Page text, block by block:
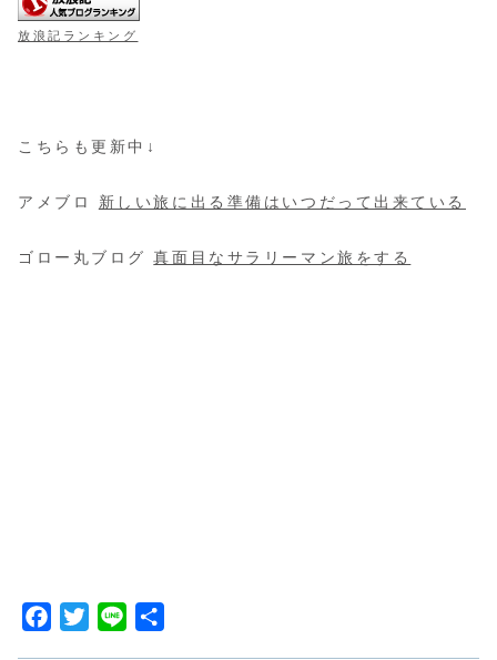
放浪記ランキング
こちらも更新中↓
アメブロ 新しい旅に出る準備はいつだって出来ている
ゴロー丸ブログ真面目なサラリーマン旅をする
F
T